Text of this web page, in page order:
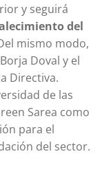
y seguirá
del
mismo modo,
Doval y el
Directiva.
de las
Sarea como
para el
del sector.